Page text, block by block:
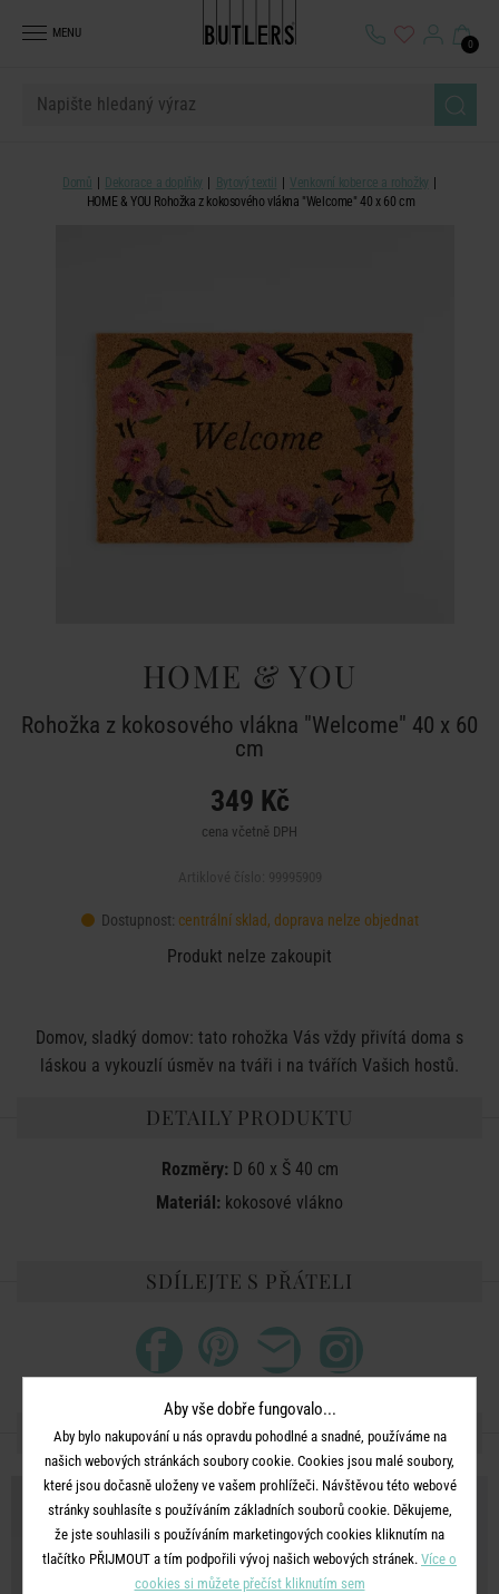
MENU
0
Domů Dekorace a doplňky Bytový textil
Venkovní koberce a rohožky
HOME & YOU Rohožka z kokosového vlákna "Welcome" 40 x 60 cm
HOME & YOU
Rohožka z kokosového vlákna "Welcome" 40 x 60
cm
349 Kč
cena včetně DPH
Dostupnost: centrální sklad, doprava nelze objednat
Produkt nelze zakoupit
Domov, sladký domov: tato rohožka Vás vždy přivítá doma s
láskou a vykouzlí úsměv na tváři i na tvářích Vašich hostů.
DETAILY PRODUKTU
Rozměry: D 60 x Š 40 cm
Materiál: kokosové vlákno
SDÍLEJTE S PŘÁTELI
DALŠÍ PRODUKTY ZE SÉRIE
Aby vše dobře fungovalo...
Aby bylo nakupování u nás opravdu pohodlné a snadné, používáme na
našich webových stránkách soubory cookie. Cookies jsou malé soubory,
které jsou dočasně uloženy ve vašem prohlížeči. Návštěvou této webové
stránky souhlasíte s používáním základních souborů cookie. Děkujeme,
že jste souhlasili s používáním marketingových cookies kliknutím na
tlačítko PŘIJMOUT a tím podpořili vývoj našich webových stránek. Více o
cookies si můžete přečíst kliknutím sem